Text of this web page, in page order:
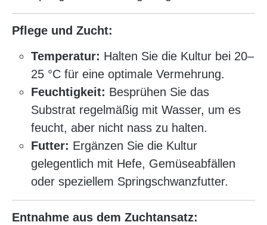
Pflege und Zucht:
Temperatur: Halten Sie die Kultur bei 20–
25 °C für eine optimale Vermehrung.
Feuchtigkeit: Besprühen Sie das
Substrat regelmäßig mit Wasser, um es
feucht, aber nicht nass zu halten.
Futter: Ergänzen Sie die Kultur
gelegentlich mit Hefe, Gemüseabfällen
oder speziellem Springschwanzfutter.
Entnahme aus dem Zuchtansatz: